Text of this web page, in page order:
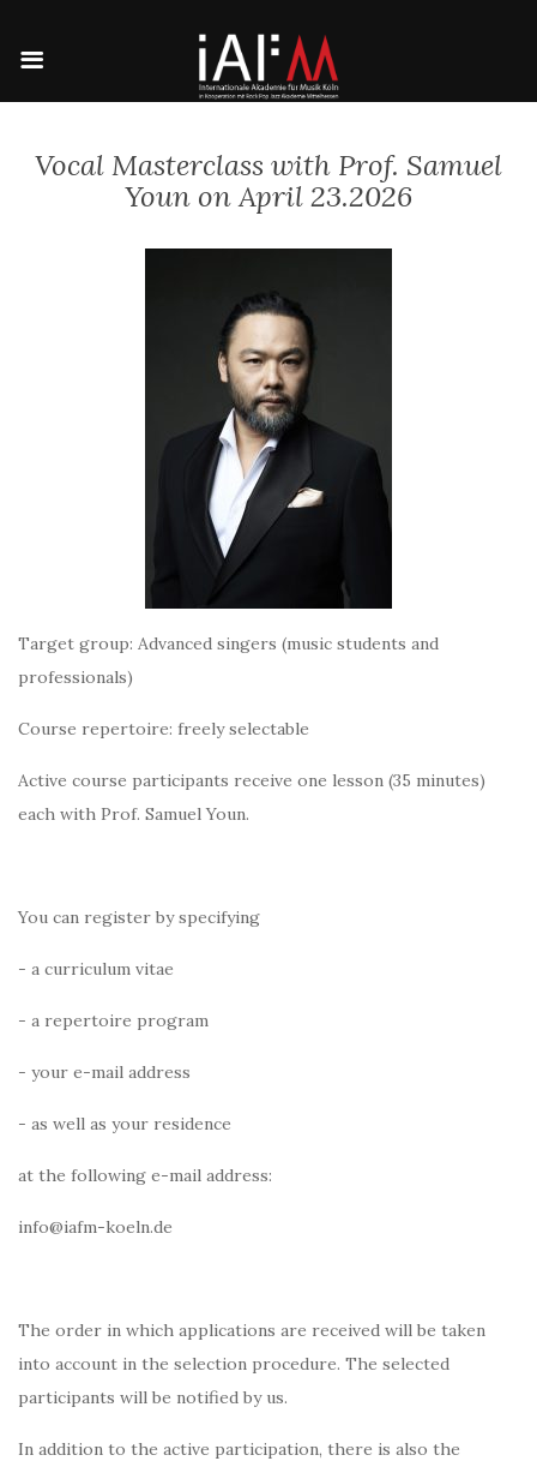
Vocal Masterclass with Prof. Samuel
Youn on April 23.2026
Target group: Advanced singers (music students and
professionals)
Course repertoire: freely selectable
Active course participants receive one lesson (35 minutes)
each with Prof. Samuel Youn.
You can register by specifying
- a curriculum vitae
- a repertoire program
- your e-mail address
- as well as your residence
at the following e-mail address:
info@iafm-koeln.de
The order in which applications are received will be taken
into account in the selection procedure. The selected
participants will be notified by us.
In addition to the active participation, there is also the